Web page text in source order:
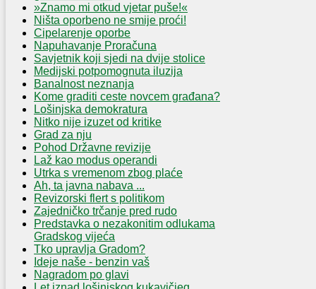
»Znamo mi otkud vjetar puše!«
Ništa oporbeno ne smije proći!
Cipelarenje oporbe
Napuhavanje Proračuna
Savjetnik koji sjedi na dvije stolice
Medijski potpomognuta iluzija
Banalnost neznanja
Kome graditi ceste novcem građana?
Lošinjska demokratura
Nitko nije izuzet od kritike
Grad za nju
Pohod Državne revizije
Laž kao modus operandi
Utrka s vremenom zbog plaće
Ah, ta javna nabava ...
Revizorski flert s politikom
Zajedničko trčanje pred rudo
Predstavka o nezakonitim odlukama
Gradskog vijeća
Tko upravlja Gradom?
Ideje naše - benzin vaš
Nagradom po glavi